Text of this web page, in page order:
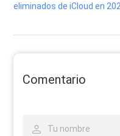
eliminados de iCloud en
Comentario